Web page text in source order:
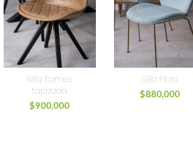
Silla Eames
tapizada
$900,000
Silla Flora
$880,000